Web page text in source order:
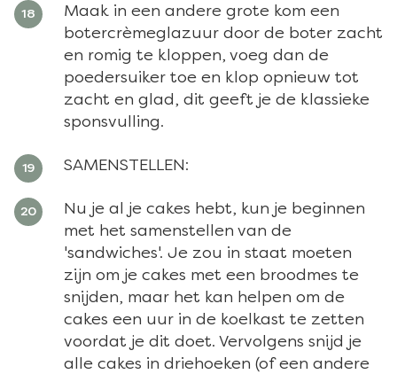
Maak in een andere grote kom een
botercrèmeglazuur door de boter zacht
en romig te kloppen, voeg dan de
poedersuiker toe en klop opnieuw tot
zacht en glad, dit geeft je de klassieke
sponsvulling.
SAMENSTELLEN:
Nu je al je cakes hebt, kun je beginnen
met het samenstellen van de
'sandwiches'. Je zou in staat moeten
zijn om je cakes met een broodmes te
snijden, maar het kan helpen om de
cakes een uur in de koelkast te zetten
voordat je dit doet. Vervolgens snijd je
alle cakes in driehoeken (of een andere